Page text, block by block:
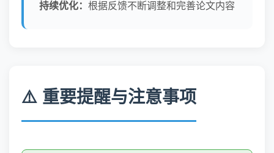
持续优化： 根据反馈不断调整和完善论文内容
⚠️ 重要提醒与注意事项